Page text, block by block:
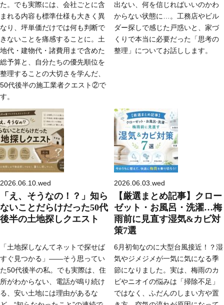
た。でも実際には、会社ごとに含
まれる内容も標準仕様も大きく異
なり、坪単価だけでは何も判断で
きないことを痛感することに。土
地代・建物代・諸費用まで含めた
総予算と、自分たちの優先順位を
整理することの大切さを学んだ、
50代後半の施工業者クエスト②で
す。
出ない、何を信じればいいのかわ
からない状態に…。工務店やビル
ダー探しで感じた戸惑いと、家づ
くりで本当に必要だった「思考の
整理」についてお話しします。
2026.06.10.wed
「え、そうなの！？」知ら
ないことだらけだった50代
後半の土地探しクエスト
「土地探しなんてネットで探せば
すぐ見つかる」――そう思ってい
た50代後半の私。でも実際は、住
所がわからない、電話が鳴り続け
る、安い土地には理由があるな
2026.06.03.wed
【厳選まとめ記事】クロー
ゼット・お風呂・洗濯…梅
雨前に見直す湿気&カビ対
策7選
6月初旬なのに大型台風接近！？湿
気やジメジメが一気に気になる季
節になりました。実は、梅雨のカ
ビやニオイの悩みは「掃除不足」
ではなく、ふだんのしまい方や置